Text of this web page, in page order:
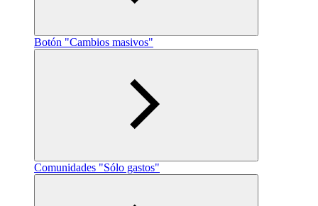
Botón "Cambios masivos"
Comunidades "Sólo gastos"